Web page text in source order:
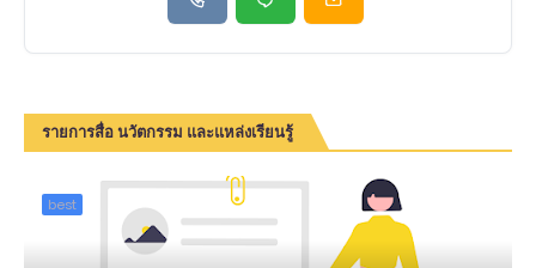
รายการสื่อ นวัตกรรม และแหล่งเรียนรู้
best